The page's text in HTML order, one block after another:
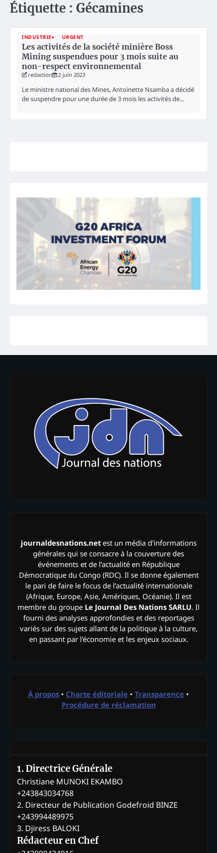
Étiquette : Gécamines
INDUSTRIE URGENT
Les activités de la société minière Boss
Mining suspendues pour 3 mois suite au
non-respect environnemental
redaction 2 juin 2023
Le ministre national des Mines, Antoinette Nsamba a décidé
de suspendre pour une durée de 3 mois les activités de…
journaldesnations.netest un média d'informations
générales qui se consacre à la couverture des
événements et de l’actualité en République
Démocratique du Congo (RDC). Il se donne également
le pari de faire le focus de l’actualité internationale
(Afrique, Europe, Asie, Amériques, Océanie). Il est
membre du groupe Le Journal Des Nations SARLU. Il
fourni des analyses approfondies et des reportages
variés sur des sujets allant de la politique à la culture,
en passant par l'économie et les enjeux sociaux.
À propos • Charte éditoriale • Transparence •
Procédure de réclamation
1. Directrice Générale
Christiane MUNOKI EKAMBO
+243843034768
2. Directeur de Publication Godefroid BINZE
+243994489975
3. Djiress BALOKI
Rédacteur en Chef